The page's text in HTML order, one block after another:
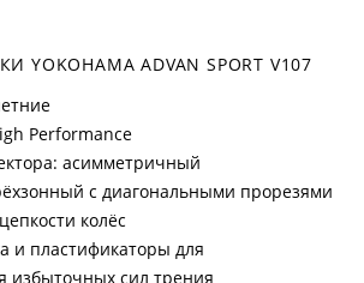
YOKOHAMA ADVAN SPORT V107
Performance
асимметричный
с диагональными прорезями
колёс
и пластификаторы для
избыточных сил трения